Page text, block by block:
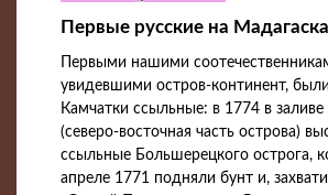
Первые русские на
Первыми нашими
увидевшими остров-континент,
Камчатки ссыльные: в 1774 в
(северо-восточная часть острова)
ссыльные Большерецкого острога,
апреле 1771 подняли бунт и,